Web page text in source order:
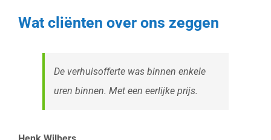
Wat cliënten over ons zeggen
De verhuisofferte was binnen enkele
uren binnen. Met een eerlijke prijs.